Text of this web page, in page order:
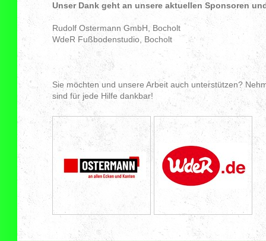
Unser Dank geht an unsere aktuellen Sponsoren
Rudolf Ostermann GmbH, Bocholt
WdeR Fußbodenstudio, Bocholt
Sie möchten und unsere Arbeit auch unterstützen?
sind für jede Hilfe dankbar!